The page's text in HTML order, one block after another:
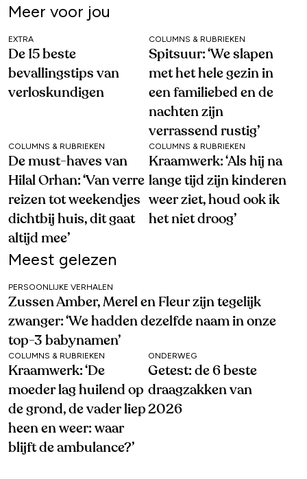
Meer voor jou
EXTRA
De 15 beste
bevallingstips van
verloskundigen
COLUMNS & RUBRIEKEN
Spitsuur: ‘We slapen
met het hele gezin in
een familiebed en de
nachten zijn
verrassend rustig’
COLUMNS & RUBRIEKEN
De must-haves van
Hilal Orhan: ‘Van verre
reizen tot weekendjes
dichtbij huis, dit gaat
altijd mee’
COLUMNS & RUBRIEKEN
Kraamwerk: ‘Als hij na
lange tijd zijn kinderen
weer ziet, houd ook ik
het niet droog’
Meest gelezen
PERSOONLIJKE VERHALEN
Zussen Amber, Merel en Fleur zijn tegelijk
zwanger: ‘We hadden dezelfde naam in onze
top-3 babynamen’
COLUMNS & RUBRIEKEN
Kraamwerk: ‘De
moeder lag huilend op
de grond, de vader liep
heen en weer: waar
blijft de ambulance?’
ONDERWEG
Getest: de 6 beste
draagzakken van
2026